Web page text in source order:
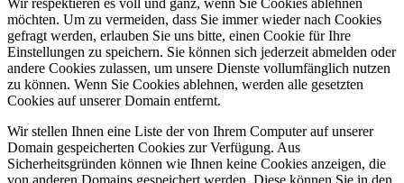
Wir respektieren es voll und ganz, wenn Sie Cookies ablehnen
möchten. Um zu vermeiden, dass Sie immer wieder nach Cookies
gefragt werden, erlauben Sie uns bitte, einen Cookie für Ihre
Einstellungen zu speichern. Sie können sich jederzeit abmelden oder
andere Cookies zulassen, um unsere Dienste vollumfänglich nutzen
zu können. Wenn Sie Cookies ablehnen, werden alle gesetzten
Cookies auf unserer Domain entfernt.
Wir stellen Ihnen eine Liste der von Ihrem Computer auf unserer
Domain gespeicherten Cookies zur Verfügung. Aus
Sicherheitsgründen können wie Ihnen keine Cookies anzeigen, die